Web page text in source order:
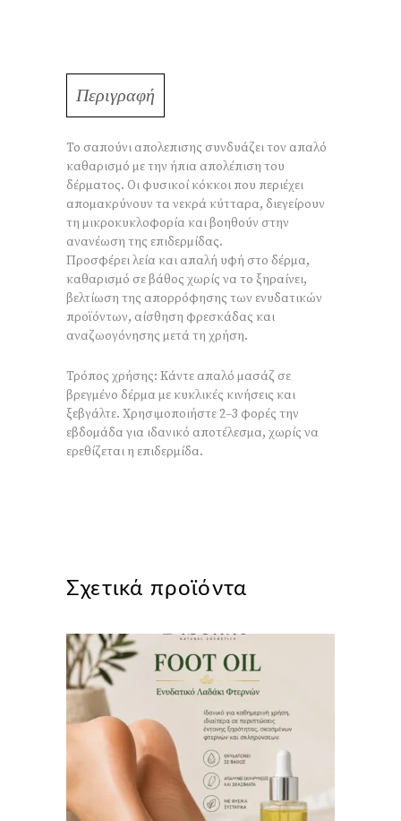
Περιγραφή
Το σαπούνι απολεπισης συνδυάζει τον απαλό
καθαρισμό με την ήπια απολέπιση του
δέρματος. Οι φυσικοί κόκκοι που περιέχει
απομακρύνουν τα νεκρά κύτταρα, διεγείρουν
τη μικροκυκλοφορία και βοηθούν στην
ανανέωση της επιδερμίδας.
Προσφέρει λεία και απαλή υφή στο δέρμα,
καθαρισμό σε βάθος χωρίς να το ξηραίνει,
βελτίωση της απορρόφησης των ενυδατικών
προϊόντων, αίσθηση φρεσκάδας και
αναζωογόνησης μετά τη χρήση.
Τρόπος χρήσης: Κάντε απαλό μασάζ σε
βρεγμένο δέρμα με κυκλικές κινήσεις και
ξεβγάλτε. Χρησιμοποιήστε 2–3 φορές την
εβδομάδα για ιδανικό αποτέλεσμα, χωρίς να
ερεθίζεται η επιδερμίδα.
Σχετικά προϊόντα